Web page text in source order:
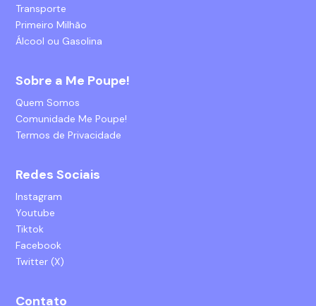
Transporte
Primeiro Milhão
Álcool ou Gasolina
Sobre a Me Poupe!
Quem Somos
Comunidade Me Poupe!
Termos de Privacidade
Redes Sociais
Instagram
Youtube
Tiktok
Facebook
Twitter (X)
Contato